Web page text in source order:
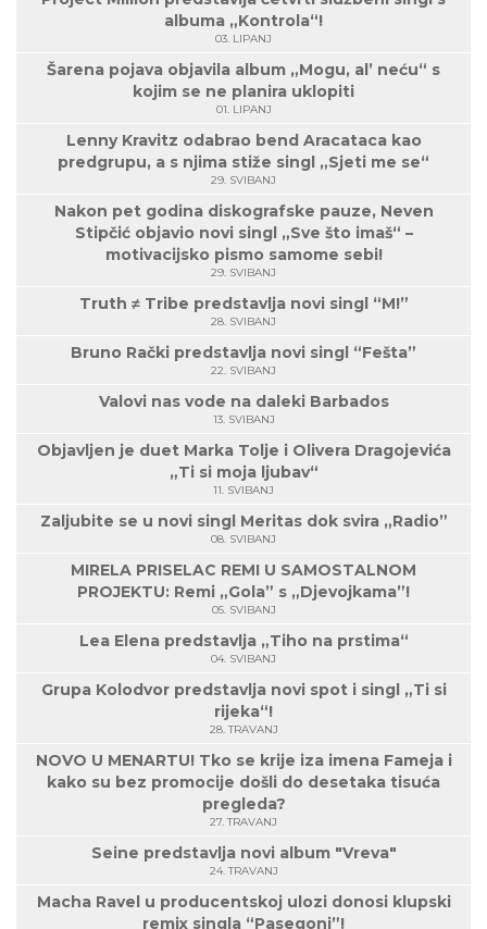
albuma „Kontrola“!
03. LIPANJ
Šarena pojava objavila album „Mogu, al’ neću“ s
kojim se ne planira uklopiti
01. LIPANJ
Lenny Kravitz odabrao bend Aracataca kao
predgrupu, a s njima stiže singl „Sjeti me se“
29. SVIBANJ
Nakon pet godina diskografske pauze, Neven
Stipčić objavio novi singl „Sve što imaš“ –
motivacijsko pismo samome sebi!
29. SVIBANJ
Truth ≠ Tribe predstavlja novi singl “M!”
28. SVIBANJ
Bruno Rački predstavlja novi singl “Fešta”
22. SVIBANJ
Valovi nas vode na daleki Barbados
13. SVIBANJ
Objavljen je duet Marka Tolje i Olivera Dragojevića
„Ti si moja ljubav“
11. SVIBANJ
Zaljubite se u novi singl Meritas dok svira „Radio”
08. SVIBANJ
MIRELA PRISELAC REMI U SAMOSTALNOM
PROJEKTU: Remi „Gola” s „Djevojkama”!
05. SVIBANJ
Lea Elena predstavlja „Tiho na prstima“
04. SVIBANJ
Grupa Kolodvor predstavlja novi spot i singl „Ti si
rijeka“!
28. TRAVANJ
NOVO U MENARTU! Tko se krije iza imena Fameja i
kako su bez promocije došli do desetaka tisuća
pregleda?
27. TRAVANJ
Seine predstavlja novi album "Vreva"
24. TRAVANJ
Macha Ravel u producentskoj ulozi donosi klupski
remix singla “Pasegoni”!